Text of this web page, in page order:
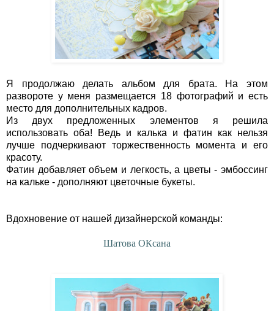
Я продолжаю делать альбом для брата. На этом
развороте у меня размещается 18 фотографий и есть
место для дополнительных кадров.
Из двух предложенных элементов я решила
использовать оба! Ведь и калька и фатин как нельзя
лучше подчеркивают торжественность момента и его
красоту.
Фатин добавляет объем и легкость, а цветы - эмбоссинг
на кальке - дополняют цветочные букеты.
Вдохновение от нашей дизайнерской команды:
Шатова ОКсана